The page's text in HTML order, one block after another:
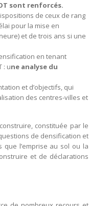
sont renforcés.
de ceux de rang
pour la mise en
et de trois ans si une
en tenant
: une analyse du
et d’objectifs, qui
des centres-villes et
constituée par le
de densification et
que l’emprise au sol ou la
et de déclarations